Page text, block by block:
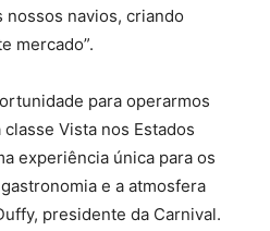
navios, criando
mercado”.
para operarmos
Vista nos Estados
experiência única para os
e a atmosfera
presidente da Carnival.